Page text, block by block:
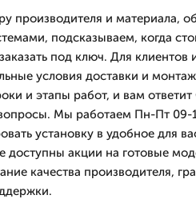
производителя и материала,
подсказываем, когда
под ключ. Для клиентов
условия доставки и
и этапы работ, и вам
Мы работаем Пн-Пт 09-
установку в удобное для
доступны акции на готовые
качества производителя,